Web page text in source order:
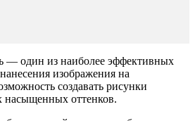
— один из наиболее эффективных
изображения на
создавать рисунки
насыщенных оттенков.